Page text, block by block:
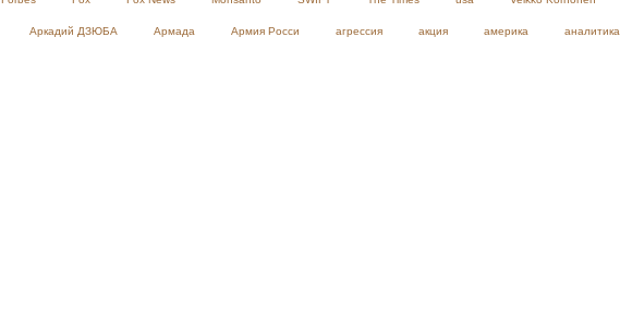
Аркадий ДЗЮБА Армада Армия Росси агрессия акция америка аналитика